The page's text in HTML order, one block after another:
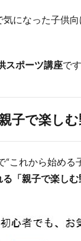
になった子供
スポーツ講座です
子で楽し
これから始める
「親子で楽しむ